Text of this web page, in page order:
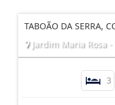
TABOÃO DA SERRA,
Jardim Maria Rosa -
3